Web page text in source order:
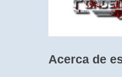
Acerca de